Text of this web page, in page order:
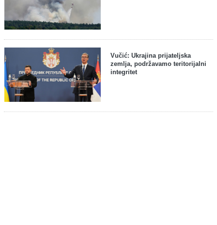
Vučić: Ukrajina prijateljska
zemlja, podržavamo teritorijalni
integritet